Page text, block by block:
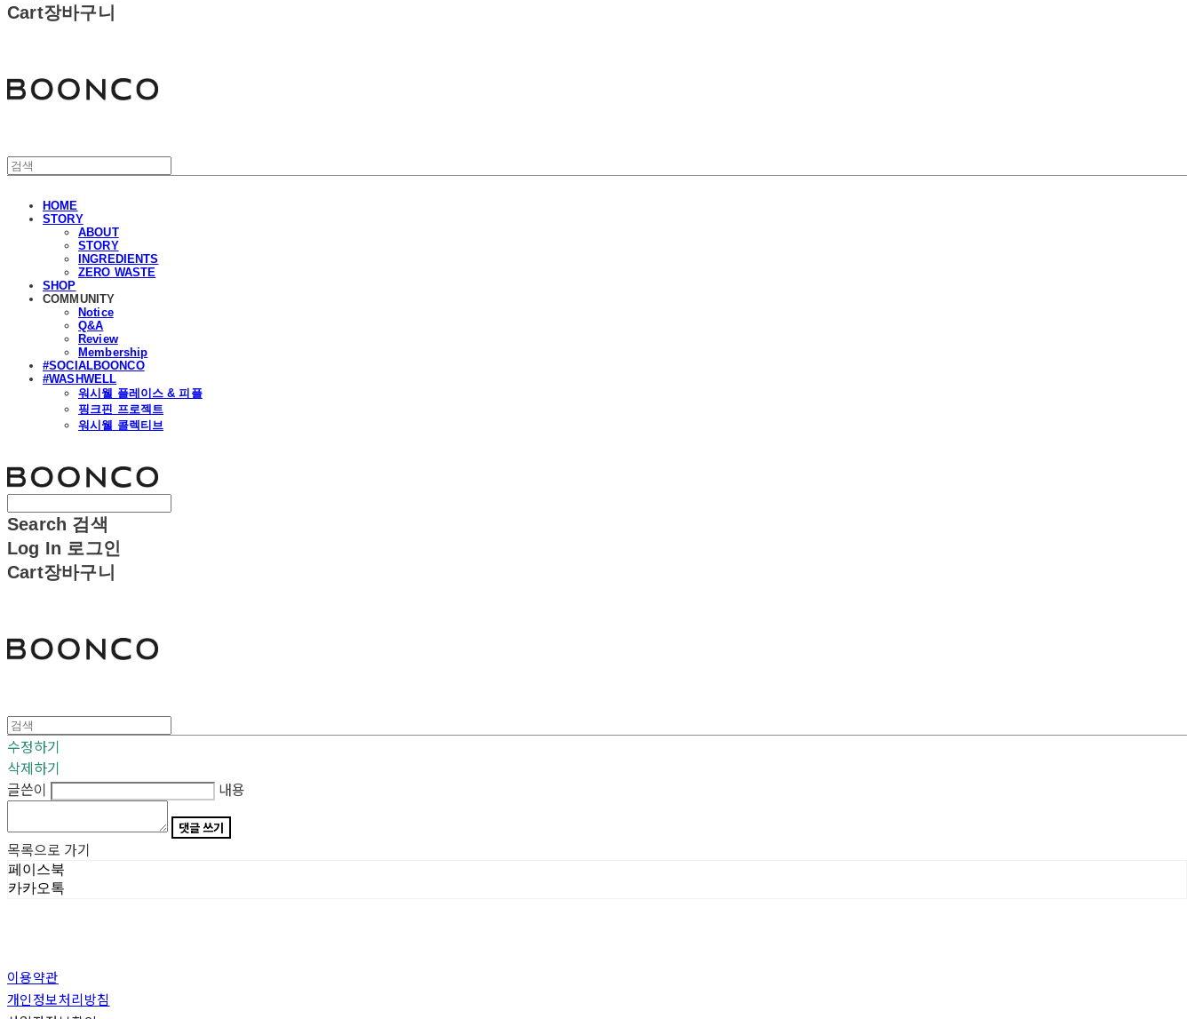
Cart장바구니
HOME
STORY
ABOUT
STORY
INGREDIENTS
ZERO WASTE
SHOP
COMMUNITY
Notice
Q&A
Review
Membership
#SOCIALBOONCO
#WASHWELL
워시웰 플레이스 & 피플
핑크핀 프로젝트
워시웰 콜렉티브
Search 검색
Log In 로그인
Cart장바구니
수정하기
삭제하기
글쓴이
내용
댓글 쓰기
목록으로 가기
페이스북
카카오톡
이용약관
개인정보처리방침